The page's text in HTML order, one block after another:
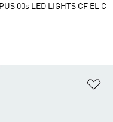
00s LED LIGHTS CF EL C